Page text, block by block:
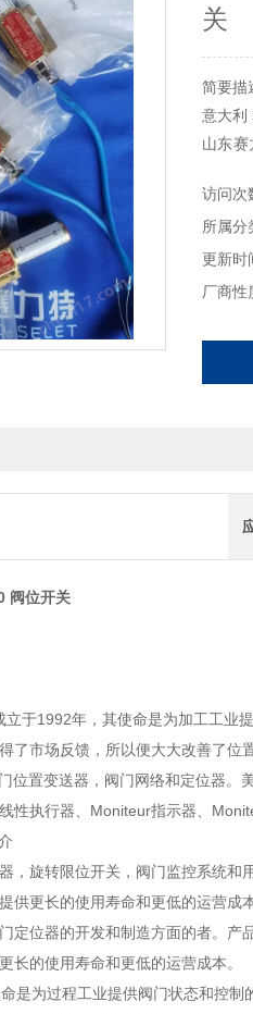
关
简要描
意大利
山东
等。
访问次
所属分
更新时
厂商性
阀位开关
于1992年，其使命是为加工工业
了市场反馈，所以便大大改善了
位置变送器，阀门网络和定位器
性执行器、Moniteur指示器、
，旋转限位开关，阀门监控系统
供更长的使用寿命和更低的运营
定位器的开发和制造方面的者。
长的使用寿命和更低的运营成本。
是为过程工业提供阀门状态和控